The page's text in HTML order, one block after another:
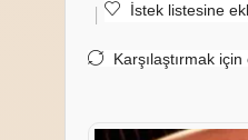
İstek listesine
Karşılaştırmak için